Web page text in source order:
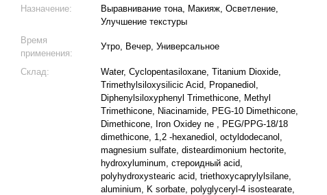
Назначение:
Выравнивание тона, Макияж, Осветление,
Улучшение текстуры
Время
применения:
Утро, Вечер, Универсальное
Склад:
Water, Cyclopentasiloxane, Titanium Dioxide,
Trimethylsiloxysilicic Acid, Propanediol,
Diphenylsiloxyphenyl Trimethicone, Methyl
Trimethicone, Niacinamide, PEG-10 Dimethicone,
Dimethicone, Iron Oxidey ne , PEG/PPG-18/18
dimethicone, 1,2 -hexanediol, octyldodecanol,
magnesium sulfate, disteardimonium hectorite,
hydroxyluminum, стероидный acid,
polyhydroxystearic acid, triethoxycaprylylsilane,
aluminium, K sorbate, polyglyceryl-4 isostearate,